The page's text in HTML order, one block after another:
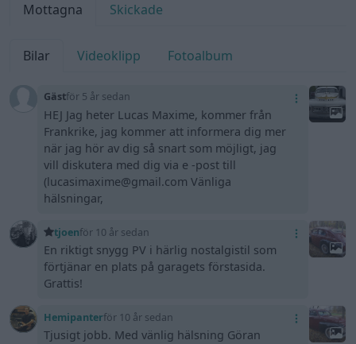
Mottagna Skickade
Bilar Videoklipp Fotoalbum
Gästför 5 år sedan
HEJ Jag heter Lucas Maxime, kommer från
Frankrike, jag kommer att informera dig mer
när jag hör av dig så snart som möjligt, jag
vill diskutera med dig via e -post till
(lucasimaxime@gmail.com Vänliga
hälsningar,
tjoenför 10 år sedan
En riktigt snygg PV i härlig nostalgistil som
förtjänar en plats på garagets förstasida.
Grattis!
Hemipanterför 10 år sedan
Tjusigt jobb. Med vänlig hälsning Göran